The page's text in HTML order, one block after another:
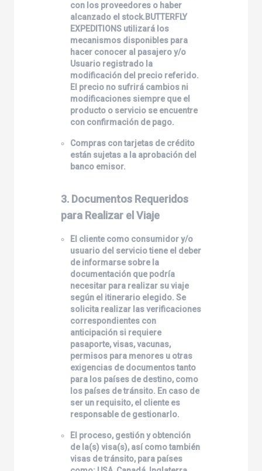
con los proveedores o haber
alcanzado el stock. BUTTERFLY
EXPEDITIONS utilizará los
mecanismos disponibles para
hacer conocer al pasajero y/o
Usuario registrado la
modificación del precio referido.
El precio no sufrirá cambios ni
modificaciones siempre que el
producto o servicio se encuentre
con confirmación de pago.
Compras con tarjetas de crédito
están sujetas a la aprobación del
banco emisor.
3. Documentos Requeridos
para Realizar el Viaje
El cliente como consumidor y/o
usuario del servicio tiene el deber
de informarse sobre la
documentación que podría
necesitar para realizar su viaje
según el itinerario elegido. Se
solicita realizar las verificaciones
correspondientes con
anticipación si requiere
pasaporte, visas, vacunas,
permisos para menores u otras
exigencias de documentos tanto
para los países de destino, como
los países de tránsito. En caso de
ser un requisito, el cliente es
responsable de gestionarlo.
El proceso, gestión y obtención
de la(s) visa(s), así como también
visas de tránsito, para países